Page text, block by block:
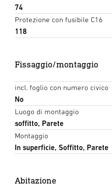
74
Protezione con fusibile C16
118
Fissaggio/montaggio
incl. foglio con numero civico
No
Luogo di montaggio
soffitto, Parete
Montaggio
In superficie, Soffitto, Parete
Abitazione